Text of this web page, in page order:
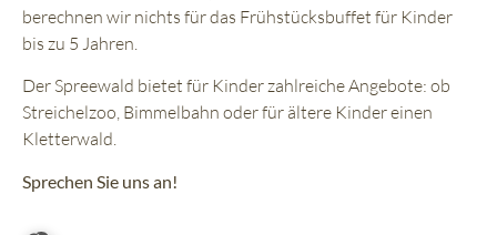
berechnen wir nichts für das Frühstücksbuffet für Kinder
bis zu 5 Jahren.
Der Spreewald bietet für Kinder zahlreiche Angebote: ob
Streichelzoo, Bimmelbahn oder für ältere Kinder einen
Kletterwald.
Sprechen Sie uns an!